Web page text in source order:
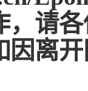
，请
因离